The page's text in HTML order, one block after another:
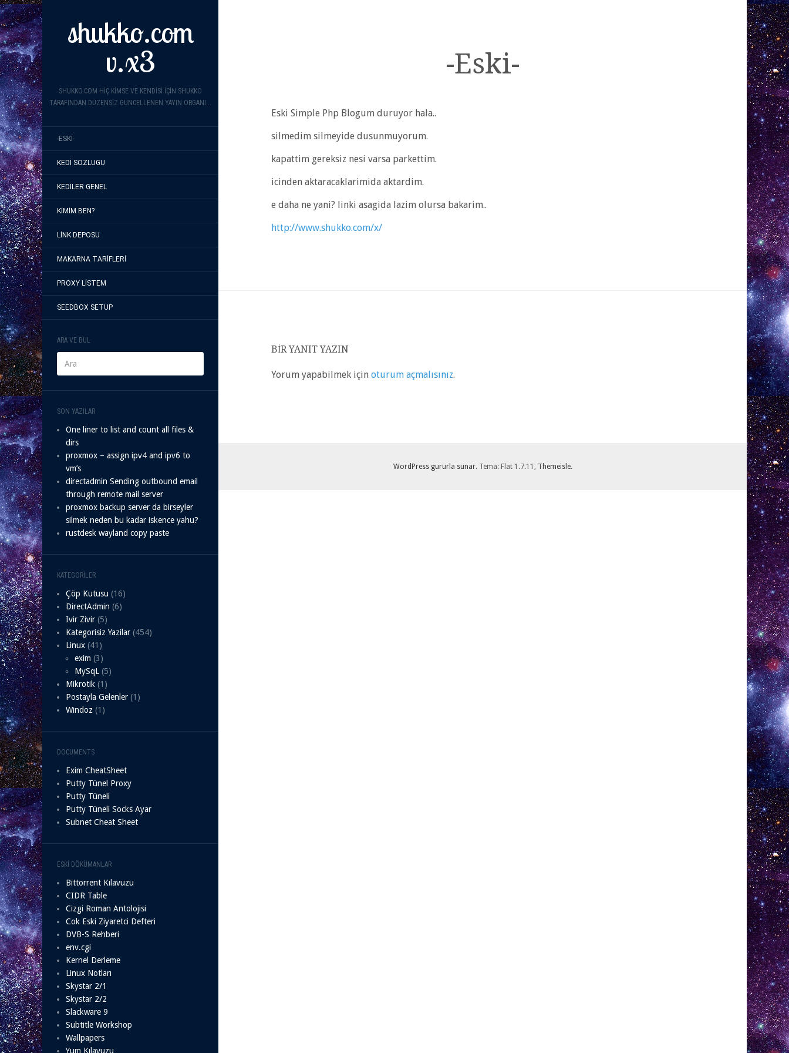
shukko.com
v.x3
SHUKKO.COM HIÇ KIMSE VE KENDISI IÇIN SHUKKO
TARAFINDAN DÜZENSIZ GÜNCELLENEN YAYIN ORGANI...
-ESKI-
KEDI SOZLUGU
KEDILER GENEL
KIMIM BEN?
LINK DEPOSU
MAKARNA TARIFLERI
PROXY LISTEM
SEEDBOX SETUP
ARA VE BUL
SON YAZILAR
One liner to list and count all files &
dirs
proxmox – assign ipv4 and ipv6 to
vm’s
directadmin Sending outbound email
through remote mail server
proxmox backup server da birseyler
silmek neden bu kadar iskence yahu?
rustdesk wayland copy paste
KATEGORILER
Çöp Kutusu (16)
DirectAdmin (6)
Ivir Zivir (5)
Kategorisiz Yazilar (454)
Linux (41)
exim (3)
MySqL (5)
Mikrotik (1)
Postayla Gelenler (1)
Windoz (1)
DOCUMENTS
Exim CheatSheet
Putty Tünel Proxy
Putty Tüneli
Putty Tüneli Socks Ayar
Subnet Cheat Sheet
ESKI DÖKÜMANLAR
Bittorrent Kılavuzu
CIDR Table
Cizgi Roman Antolojisi
Cok Eski Ziyaretci Defteri
DVB-S Rehberi
env.cgi
Kernel Derleme
Linux Notları
Skystar 2/1
Skystar 2/2
Slackware 9
Subtitle Workshop
Wallpapers
Yum Kılavuzu
-Eski-
Eski Simple Php Blogum duruyor hala..
silmedim silmeyide dusunmuyorum.
kapattim gereksiz nesi varsa parkettim.
icinden aktaracaklarimida aktardim.
e daha ne yani? linki asagida lazim olursa bakarim..
http://www.shukko.com/x/
BIR YANIT YAZIN
Yorum yapabilmek için oturum açmalısınız.
WordPress gururla sunar. Tema: Flat 1.7.11, Themeisle.